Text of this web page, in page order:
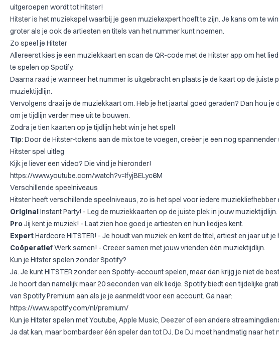
uitgeroepen wordt tot Hitster!
Hitster is het muziekspel waarbij je geen muziekexpert hoeft te zijn. Je kans om te
groter als je ook de artiesten en titels van het nummer kunt noemen.
Zo speel je Hitster
Allereerst kies je een muziekkaart en scan de QR-code met de Hitster app om het
te spelen op Spotify.
Daarna raad je wanneer het nummer is uitgebracht en plaats je de kaart op de juiste
muziektijdlijn.
Vervolgens draai je de muziekkaart om. Heb je het jaartal goed geraden? Dan hou je
om je tijdlijn verder mee uit te bouwen.
Zodra je tien kaarten op je tijdlijn hebt win je het spel!
Tip: Door de Hitster-tokens aan de mix toe te voegen, creëer je een nog spannender
Hitster spel uitleg
Kijk je liever een video? Die vind je hieronder!
https://www.youtube.com/watch?v=IfyjBELyc6M
Verschillende speelniveaus
Hitster heeft verschillende speelniveaus, zo is het spel voor iedere muziekliefhebber
OriginalInstant Party! - Leg de muziekkaarten op de juiste plek in jouw muziektijdlijn.
ProJij kent je muziek! - Laat zien hoe goed je artiesten en hun liedjes kent.
ExpertHardcore HITSTER! - Je houdt van muziek en kent de titel, artiest en jaar uit je
CoöperatiefWerk samen! - Creëer samen met jouw vrienden één muziektijdlijn.
Kun je Hitster spelen zonder Spotify?
Ja. Je kunt HITSTER zonder een Spotify-account spelen, maar dan krijg je niet de
Je hoort dan namelijk maar 20 seconden van elk liedje. Spotify biedt een tijdelijke
van Spotify Premium aan als je je aanmeldt voor een account. Ga naar:
https://www.spotify.com/nl/premium/
Kun je Hitster spelen met Youtube, Apple Music, Deezer of een andere
Ja dat kan, maar bombardeer één speler dan tot DJ. De DJ moet handmatig naar het